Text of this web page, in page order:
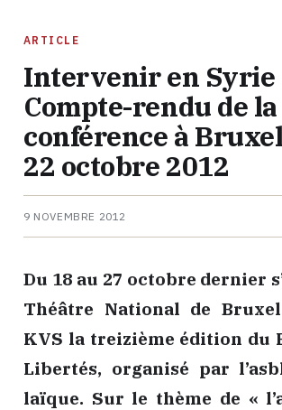
ARTICLE
Intervenir en Syrie
Compte-rendu de la
conférence à
22 octobre 2012
9 NOVEMBRE 2012
Du 18 au 27 octobre dernier
Théâtre National de
KVS la treizième édition du
Libertés, organisé par
laïque. Sur le thème de «